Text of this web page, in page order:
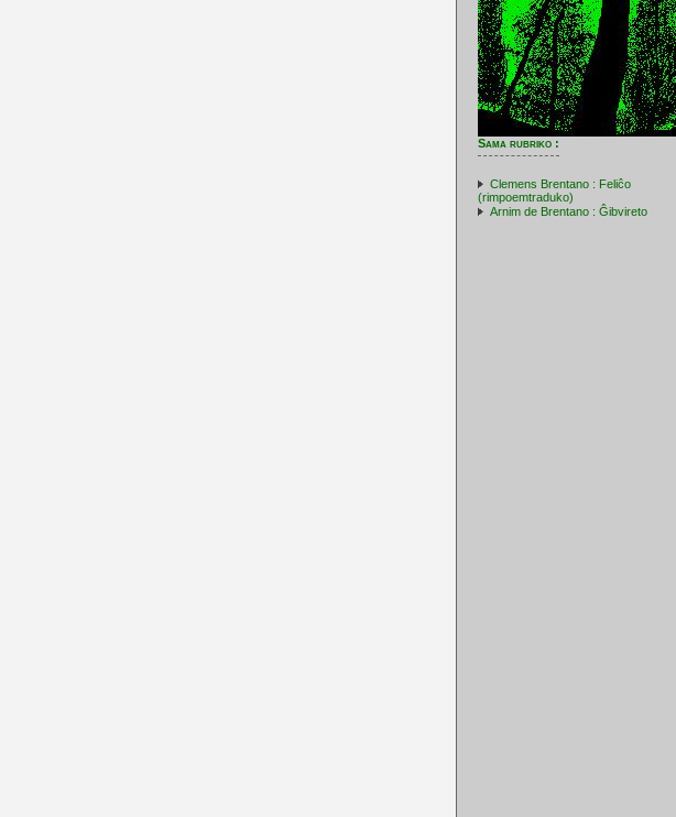
Sama rubriko :
Clemens Brentano : Feliĉo
(rimpoemtraduko)
Arnim de Brentano : Ĝibvireto